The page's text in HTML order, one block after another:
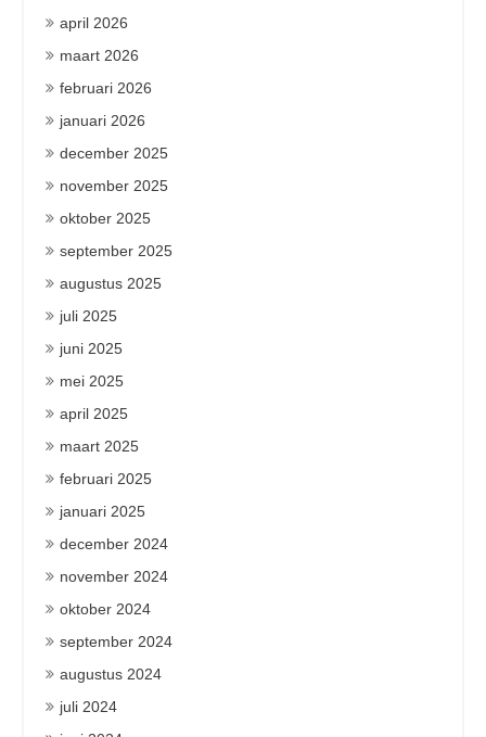
april 2026
maart 2026
februari 2026
januari 2026
december 2025
november 2025
oktober 2025
september 2025
augustus 2025
juli 2025
juni 2025
mei 2025
april 2025
maart 2025
februari 2025
januari 2025
december 2024
november 2024
oktober 2024
september 2024
augustus 2024
juli 2024